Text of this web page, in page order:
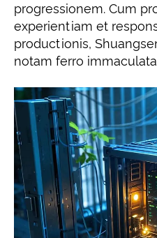
progressionem. Cum
experientiam et
productionis,
notam ferro